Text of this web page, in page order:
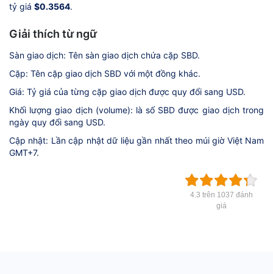
tỷ giá $0.3564.
Giải thích từ ngữ
Sàn giao dịch: Tên sàn giao dịch chứa cặp SBD.
Cặp: Tên cặp giao dịch SBD với một đồng khác.
Giá: Tỷ giá của từng cặp giao dịch được quy đổi sang USD.
Khối lượng giao dịch (volume): là số SBD được giao dịch trong
ngày quy đổi sang USD.
Cập nhật: Lần cập nhật dữ liệu gần nhất theo múi giờ Việt Nam
GMT+7.
4.3 trên 1037 đánh
giá